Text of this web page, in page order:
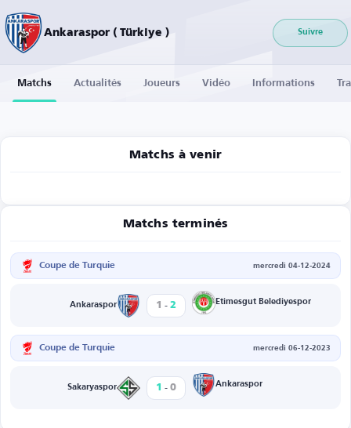
Ankaraspor ( Türkiye ) Suivre
Matchs Actualités Joueurs Vidéo Informations
Matchs à venir
Matchs terminés
Coupe de Turquie mercredi 04-12-2024
Ankaraspor 1 - 2 Etimesgut Belediyespor
Coupe de Turquie mercredi 06-12-2023
Sakaryaspor 1 - 0 Ankaraspor